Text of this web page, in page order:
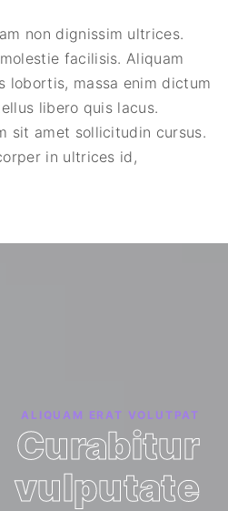
non dignissim ultrices.
facilisis. Aliquam
lobortis, massa enim dictum
libero quis lacus.
sit amet sollicitudin cursus.
in ultrices id,
ALIQUAM ERAT VOLUTPAT
Curabitur
vulputate